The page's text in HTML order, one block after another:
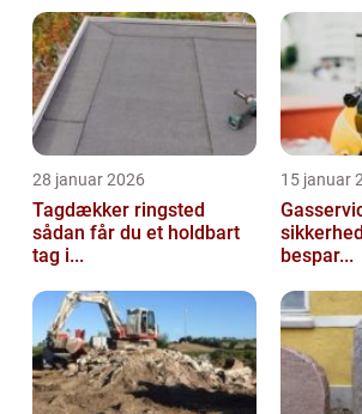
28 januar 2026
Tagdækker ringsted
sådan får du et holdbart
tag i...
15 januar
bespar...